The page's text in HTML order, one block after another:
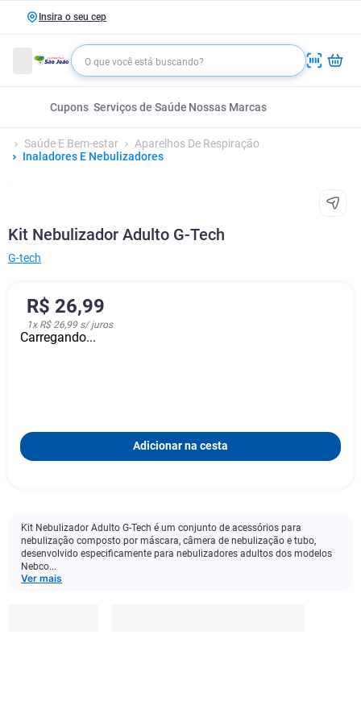
Insira o seu cep
Cupons Serviços de Saúde Nossas Marcas
Saúde E Bem-estar
Aparelhos De Respiração
Inaladores E Nebulizadores
Kit Nebulizador Adulto G-Tech
G-tech
R$ 26,99
1x R$ 26,99s/ juros
Carregando...
Adicionar na cesta
Kit Nebulizador Adulto G-Tech é um conjunto de acessórios para
nebulização composto por máscara, câmera de nebulização e tubo,
desenvolvido especificamente para nebulizadores adultos dos modelos
Nebco...
Ver mais